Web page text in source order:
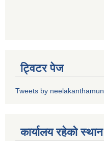
ट्विटर पेज
Tweets by neelakanthamun
कार्यालय रहेको स्थान